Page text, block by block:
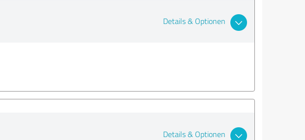
Details & Optionen
Details & Optionen